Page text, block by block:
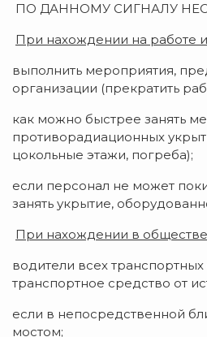
ПО ДАННОМУ СИГНАЛУ
При нахождении на работе
выполнить мероприятия,
организации (прекратить
как можно быстрее занять
противорадиационных
цокольные этажи, погреба);
если персонал не может
занять укрытие,
При нахождении в
водители всех
транспортное средство от
если в непосредственной
мостом;